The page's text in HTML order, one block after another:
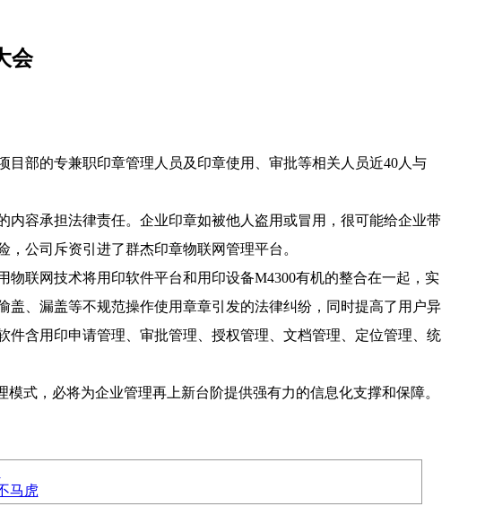
会
部的专兼职印章管理人员及印章使用、审批等相关人员近40人与
容承担法律责任。企业印章如被他人盗用或冒用，很可能给企业带
公司斥资引进了群杰印章物联网管理平台。
联网技术将用印软件平台和用印设备M4300有机的整合在一起，实
、漏盖等不规范操作使用章章引发的法律纠纷，同时提高了用户异
含用印申请管理、审批管理、授权管理、文档管理、定位管理、统
式，必将为企业管理再上新台阶提供强有力的信息化支撑和保障。
马虎